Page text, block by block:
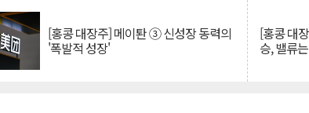
[홍콩 대장주] 메이퇀 ③ 신성장 동력의
'폭발적 성장'
[홍콩 대
승, 밸류